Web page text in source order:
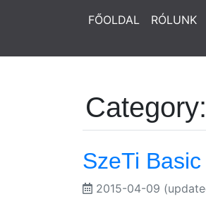
FŐOLDAL RÓLUNK
SzeTi
2015-04-09